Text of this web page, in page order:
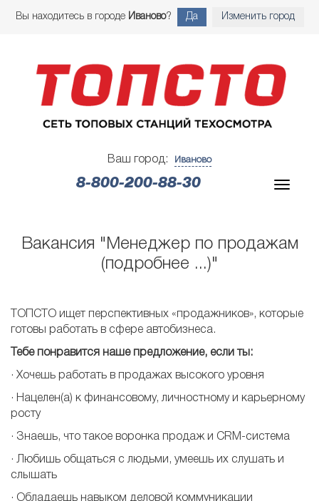
Вы находитесь в городе Иваново? Да Изменить город
Ваш город: Иваново
8-800-200-88-30
Вакансия "Менеджер по продажам
(подробнее ...)"
ТОПСТО ищет перспективных «продажников», которые
готовы работать в сфере автобизнеса.
Тебе понравится наше предложение, если ты:
​· Хочешь работать в продажах высокого уровня
· Нацелен(а) к финансовому, личностному и карьерному
росту
· Знаешь, что такое воронка продаж и CRM-система
· Любишь общаться с людьми, умеешь их слушать и
слышать
· Обладаешь навыком деловой коммуникации